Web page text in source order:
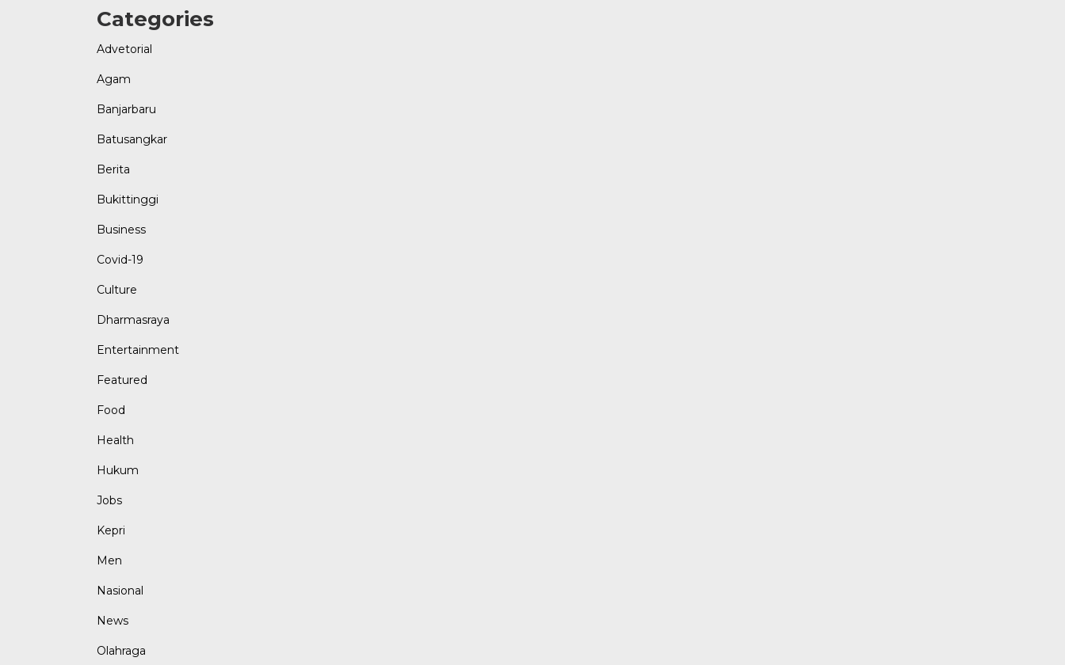
Categories
Advetorial
Agam
Banjarbaru
Batusangkar
Berita
Bukittinggi
Business
Covid-19
Culture
Dharmasraya
Entertainment
Featured
Food
Health
Hukum
Jobs
Kepri
Men
Nasional
News
Olahraga